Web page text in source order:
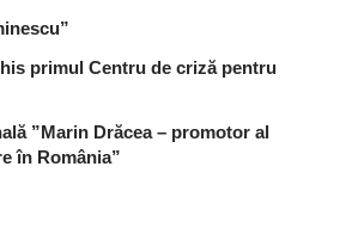
primul Centru de criză pentru
”Marin Drăcea – promotor al
în România”